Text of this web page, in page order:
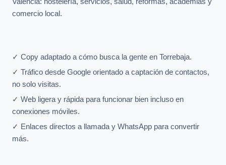
comercio local.
✓ Copy adaptado a cómo busca la gente en Torrebaja.
✓ Tráfico desde Google orientado a captación de contactos,
no solo visitas.
✓ Web ligera y rápida para funcionar bien incluso en
conexiones móviles.
✓ Enlaces directos a llamada y WhatsApp para convertir
más.